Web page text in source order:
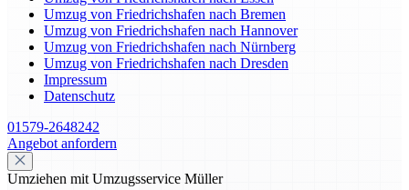
Umzug von Friedrichshafen nach Bremen
Umzug von Friedrichshafen nach Hannover
Umzug von Friedrichshafen nach Nürnberg
Umzug von Friedrichshafen nach Dresden
Impressum
Datenschutz
01579-2648242
Angebot anfordern
Umziehen mit Umzugsservice Müller